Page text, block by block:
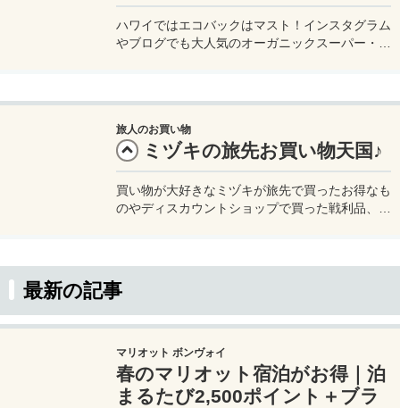
ハワイではエコバックはマスト！インスタグラム
やブログでも大人気のオーガニックスーパー・ホ
旅人のお買い物
ミヅキの旅先お買い物天国♪
買い物が大好きなミヅキが旅先で買ったお得なも
のやディスカウントショップで買った戦利品、旅
するので気になる人はチェックしてみてください
ね。
最新の記事
マリオット ボンヴォイ
春のマリオット宿泊がお得｜泊
まるたび2,500ポイント＋ブラ